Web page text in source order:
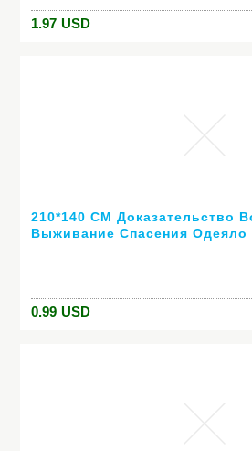
1.97 USD
210*140 СМ Доказательство
Выживание Спасения Одеяло
0.99 USD